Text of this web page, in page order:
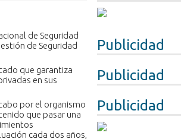
Publicidad
Publicidad
Publicidad
de Seguridad
de Seguridad
que garantiza
en sus
por el organismo
que pasar una
cada dos años,